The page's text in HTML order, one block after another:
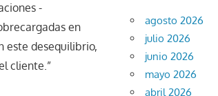
-
en
este desequilibrio,
cliente.”
agosto 2026
julio 2026
junio 2026
mayo 2026
abril 2026